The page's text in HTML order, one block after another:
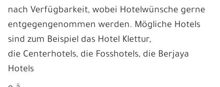
nach Verfügbarkeit, wobei Hotelwünsche gerne
entgegengenommen werden. Mögliche Hotels
sind zum Beispiel das Hotel Klettur,
die Centerhotels, die Fosshotels, die Berjaya
Hotels